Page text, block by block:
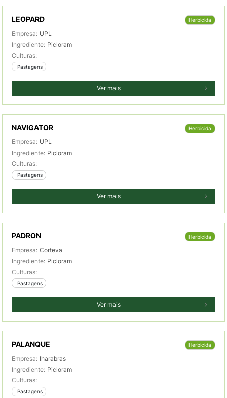
LEOPARD Herbicida
Empresa: UPL
Ingrediente: Picloram
Culturas:
Pastagens
Ver mais
NAVIGATOR Herbicida
Empresa: UPL
Ingrediente: Picloram
Culturas:
Pastagens
Ver mais
PADRON Herbicida
Empresa: Corteva
Ingrediente: Picloram
Culturas:
Pastagens
Ver mais
PALANQUE Herbicida
Empresa: Iharabras
Ingrediente: Picloram
Culturas:
Pastagens